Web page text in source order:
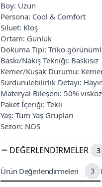
Boy: Uzun
Persona: Cool & Comfort
Siluet: Kloş
Ortam: Günlük
Dokuma Tipi: Triko
Baskı/Nakış Tekniği: Baskısız
Kemer/Kuşak Durumu:
Sürdürülebilirlik Detayı: Hayır
Materyal Bileşeni: 50%
Paket İçeriği: Tekli
Yaş: Tüm Yaş Grupları
Sezon: NOS
DEĞERLENDIRMELER 3
Ürün Değerlendirmeleri 3